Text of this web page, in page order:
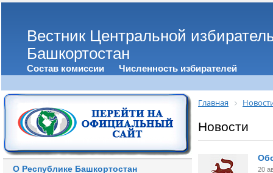
Вестник Центральной
Башкортостан
Состав комиссии Численность избирателей
О Республике Башкортостан
Главная
Новости
20